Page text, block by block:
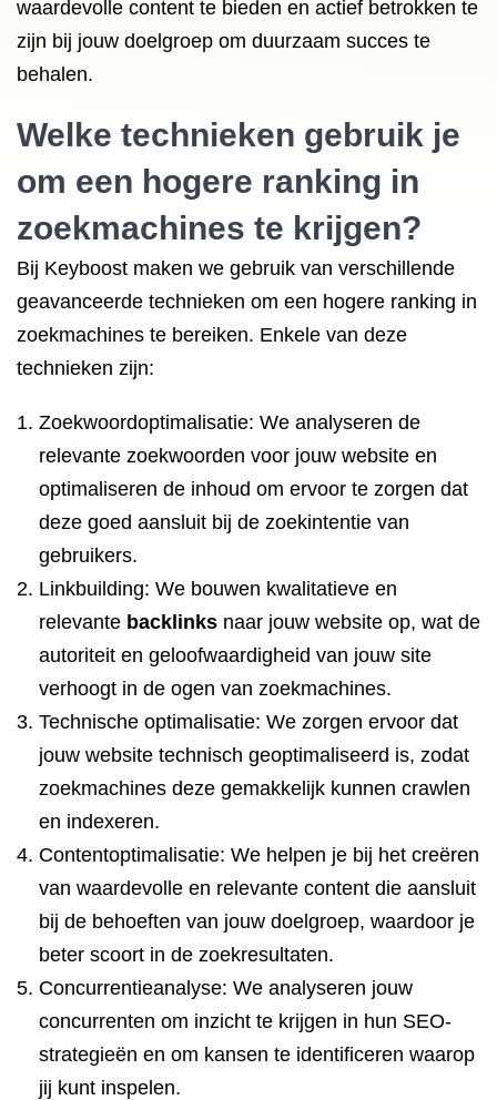
waardevolle content te bieden en actief betrokken te
zijn bij jouw doelgroep om duurzaam succes te
behalen.
Welke technieken gebruik je
om een hogere ranking in
zoekmachines te krijgen?
Bij Keyboost maken we gebruik van verschillende
geavanceerde technieken om een hogere ranking in
zoekmachines te bereiken. Enkele van deze
technieken zijn:
Zoekwoordoptimalisatie: We analyseren de
relevante zoekwoorden voor jouw website en
optimaliseren de inhoud om ervoor te zorgen dat
deze goed aansluit bij de zoekintentie van
gebruikers.
Linkbuilding: We bouwen kwalitatieve en
relevante backlinks naar jouw website op, wat de
autoriteit en geloofwaardigheid van jouw site
verhoogt in de ogen van zoekmachines.
Technische optimalisatie: We zorgen ervoor dat
jouw website technisch geoptimaliseerd is, zodat
zoekmachines deze gemakkelijk kunnen crawlen
en indexeren.
Contentoptimalisatie: We helpen je bij het creëren
van waardevolle en relevante content die aansluit
bij de behoeften van jouw doelgroep, waardoor je
beter scoort in de zoekresultaten.
Concurrentieanalyse: We analyseren jouw
concurrenten om inzicht te krijgen in hun SEO-
strategieën en om kansen te identificeren waarop
jij kunt inspelen.